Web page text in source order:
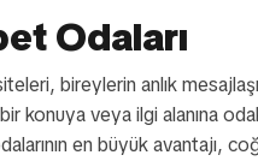
Odaları
bireylerin anlık
konuya veya ilgi alanına
en büyük avantajı,